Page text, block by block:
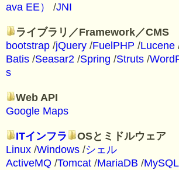
ava EE）
/JNI
ライブラリ／Framework／CMS
bootstrap /jQuery /FuelPHP /Lucene
Batis /Seasar2 /Spring /Struts /
s
Web API
Google Maps
ITインフラ
OSとミドルウェア
Linux /Windows /シェル
ActiveMQ /Tomcat /MariaDB /MySQL